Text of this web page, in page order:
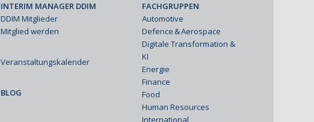
INTERIM MANAGER DDIM
DDIM Mitglieder
Mitglied werden
Veranstaltungskalender
BLOG
FACHGRUPPEN
Automotive
Defence & Aerospace
Digitale Transformation &
KI
Energie
Finance
Food
Human Resources
International